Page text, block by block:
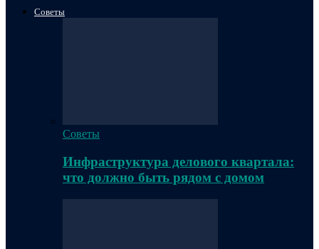
Советы
Советы
Инфраструктура делового квартала:
что должно быть рядом с домом